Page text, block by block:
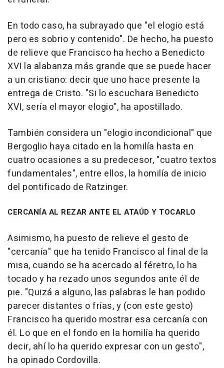
En todo caso, ha subrayado que "el elogio está
pero es sobrio y contenido". De hecho, ha puesto
de relieve que Francisco ha hecho a Benedicto
XVI la alabanza más grande que se puede hacer
a un cristiano: decir que uno hace presente la
entrega de Cristo. "Si lo escuchara Benedicto
XVI, sería el mayor elogio", ha apostillado.
También considera un "elogio incondicional" que
Bergoglio haya citado en la homilía hasta en
cuatro ocasiones a su predecesor, "cuatro textos
fundamentales", entre ellos, la homilía de inicio
del pontificado de Ratzinger.
CERCANÍA AL REZAR ANTE EL ATAÚD Y TOCARLO
Asimismo, ha puesto de relieve el gesto de
"cercanía" que ha tenido Francisco al final de la
misa, cuando se ha acercado al féretro, lo ha
tocado y ha rezado unos segundos ante él de
pie. "Quizá a alguno, las palabras le han podido
parecer distantes o frías, y (con este gesto)
Francisco ha querido mostrar esa cercanía con
él. Lo que en el fondo en la homilía ha querido
decir, ahí lo ha querido expresar con un gesto",
ha opinado Cordovilla.